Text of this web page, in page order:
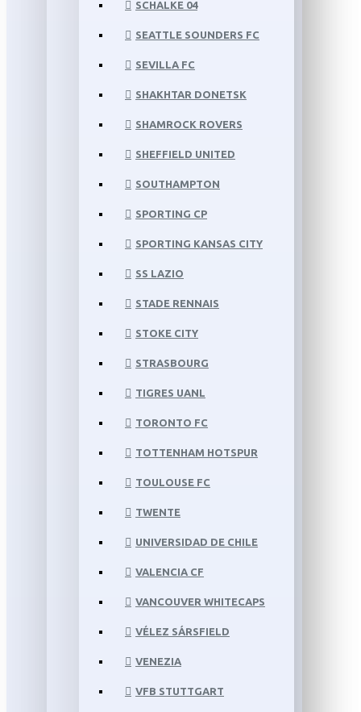
SCHALKE 04
SEATTLE SOUNDERS FC
SEVILLA FC
SHAKHTAR DONETSK
SHAMROCK ROVERS
SHEFFIELD UNITED
SOUTHAMPTON
SPORTING CP
SPORTING KANSAS CITY
SS LAZIO
STADE RENNAIS
STOKE CITY
STRASBOURG
TIGRES UANL
TORONTO FC
TOTTENHAM HOTSPUR
TOULOUSE FC
TWENTE
UNIVERSIDAD DE CHILE
VALENCIA CF
VANCOUVER WHITECAPS
VÉLEZ SÁRSFIELD
VENEZIA
VFB STUTTGART